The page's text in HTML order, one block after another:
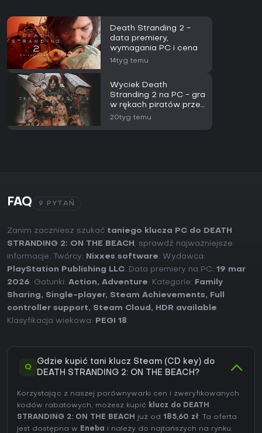
Death Stranding 2 -
data premiery,
wymagania PC i cena
14tyg temu
Wyciek Death
Stranding 2 na PC - gra
w rękach piratów przed
oficjalną premierą
20tyg temu
FAQ 9 PYTAŃ
Zanim zaczniesz szukać taniego klucza PC do DEATH
STRANDING 2: ON THE BEACH , sprawdź najważniejsze
informacje. Twórcy:
Nixxes software. Wydawca:
PlayStation Publishing LLC. Data premiery na PC: 19 mar
2026. Gatunki: Action, Adventure. Kategorie:
Family
Sharing, Single-player, Steam Achievements,
Full
controller support, Steam Cloud , HDR available.
Klasyfikacja wiekowa:
PEGI 18.
Q
Gdzie kupić tani klucz Steam (CD key) do
DEATH STRANDING 2: ON THE BEACH?
Korzystając z naszej porównywarki cen i zweryfikowanych
kodów rabatowych, możesz kupić klucz do DEATH
STRANDING 2: ON THE BEACH
już od 185,60 zł. Ta oferta
jest dostępna w Eneba i należy do najtańszych na rynku.